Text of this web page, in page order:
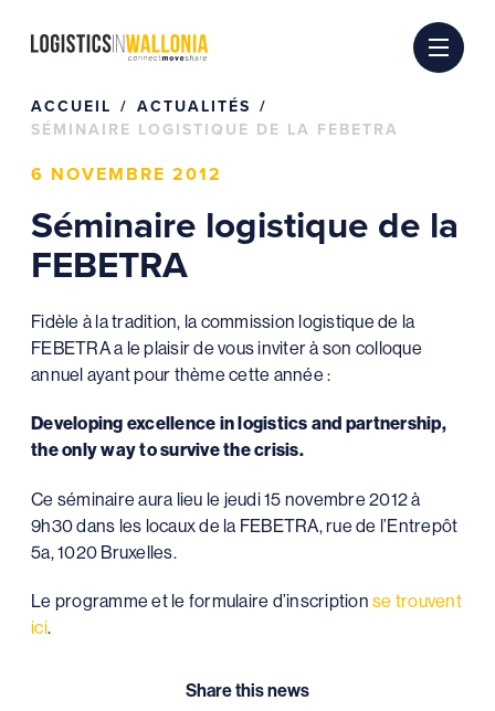
ACCUEIL
ACTUALITÉS
SÉMINAIRE LOGISTIQUE DE LA FEBETRA
6 NOVEMBRE 2012
Séminaire logistique de la
FEBETRA
Fidèle à la tradition, la commission logistique de la
FEBETRA a le plaisir de vous inviter à son colloque
annuel ayant pour thème cette année :
Developing excellence in logistics and partnership,
the only way to survive the crisis.
Ce séminaire aura lieu le jeudi 15 novembre 2012 à
9h30 dans les locaux de la FEBETRA, rue de l’Entrepôt
5a, 1020 Bruxelles.
Le programme et le formulaire d’inscription se trouvent
ici.
Share this news